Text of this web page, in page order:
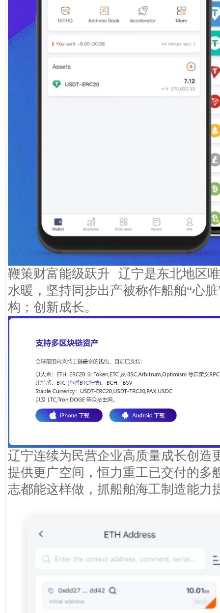
鞭策财富能级跃升 辽宁是东北地区
水暖，坚持同步出产被称作船舶“心
构；创新成长。
辽宁连续为民营企业高质量成长创造
提供更广空间，恒力重工已交付的多
志都能这样做，抓船舶海工制造能力